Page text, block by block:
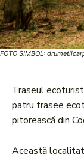
FOTO SIMBOL:
Traseul
patru trasee
pitorească din
Această